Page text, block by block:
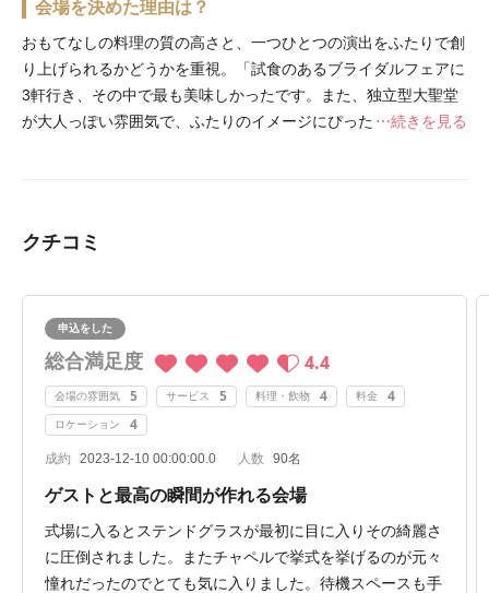
会場を決めた理由は？
おもてなしの料理の質の高さと、一つひとつの演出をふたりで創
り上げられるかどうかを重視。「試食のあるブライダルフェアに
3軒行き、その中で最も美味しかったです。また、独立型大聖堂
が大人っぽい雰囲気で、ふたりのイメージにぴったりだったこと
続きを見る
クチコミ
申込をした
総合満足度 4.4
会場の雰囲気 5 サービス 5 料理・飲物 4 料金 4
ロケーション 4
成約 2023-12-10 00:00:00.0 人数 90名
ゲストと最高の瞬間が作れる会場
式場に入るとステンドグラスが最初に目に入りその綺麗さ
に圧倒されました。またチャペルで挙式を挙げるのが元々
憧れだったのでとても気に入りました。待機スペースも手